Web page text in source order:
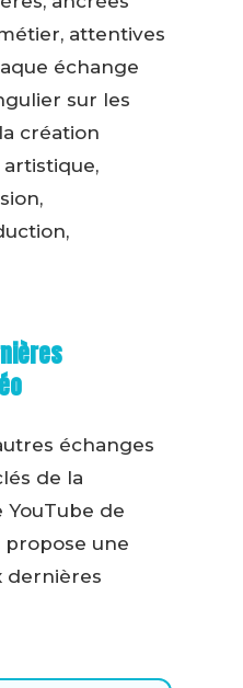
attentives
échange
sur les
création
échanges
de la
YouTube de
propose une
dernières